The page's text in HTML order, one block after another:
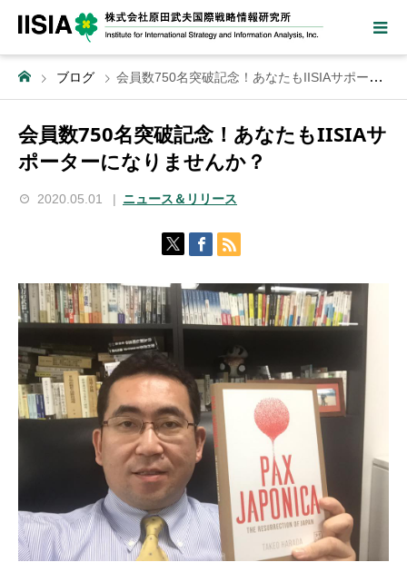
ブログ 会員数750名突破記念！あなたもIISIAサポーターになりませんか？
会員数750名突破記念！あなたもIISIAサ
ポーターになりませんか？
2020.05.01 ニュース＆リリース